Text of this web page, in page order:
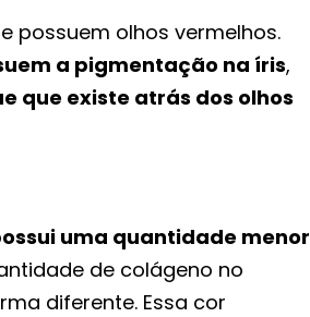
possuem olhos vermelhos.
a pigmentação na íris,
que existe atrás dos olhos
uma quantidade menor
de colágeno no
diferente. Essa cor